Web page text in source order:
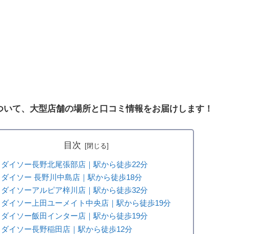
て、大型店舗の場所と口コミ情報をお届けします！
目次
ダイソー長野北尾張部店｜駅から徒歩22分
ダイソー 長野川中島店｜駅から徒歩18分
ダイソーアルピア梓川店｜駅から徒歩32分
ダイソー上田ユーメイト中央店｜駅から徒歩19分
ダイソー飯田インター店｜駅から徒歩19分
ダイソー長野稲田店｜駅から徒歩12分